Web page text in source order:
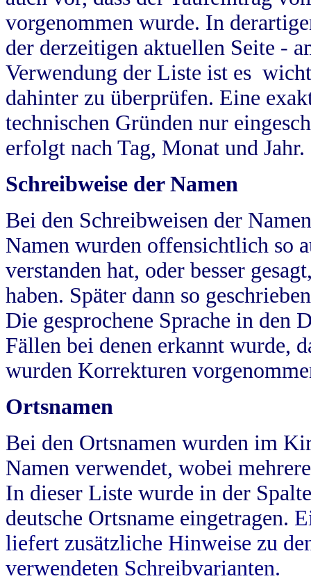
vorgenommen wurde. In
der derzeitigen aktuellen Seite -
Verwendung der Liste ist es
dahinter zu überprüfen. Eine
technischen Gründen nur
erfolgt nach Tag, Monat und Jahr.
Schreibweise der Namen
Bei den Schreibweisen der
Namen wurden offensichtlich so
verstanden hat, oder besser
haben. Später dann so
Die gesprochene Sprache in
Fällen bei denen erkannt wurde,
wurden Korrekturen
Ortsnamen
Bei den Ortsnamen wurden im
Namen verwendet, wobei
In dieser Liste wurde in der
deutsche Ortsname eingetragen.
liefert zusätzliche Hinweise zu
verwendeten Schreibvarianten.